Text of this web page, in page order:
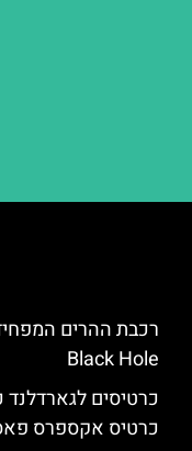
Black Hole
כרטיסים לגארדלנד
כרטיס אקספרס